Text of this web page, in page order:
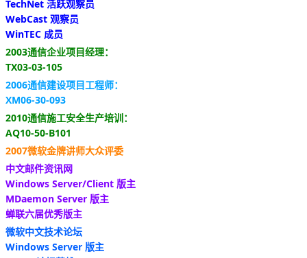
TechNet 活跃观察员
WebCast 观察员
WinTEC 成员
2003通信企业项目经理：
TX03-03-105
2006通信建设项目工程师：
XM06-30-093
2010通信施工安全生产培训：
AQ10-50-B101
2007微软金牌讲师大众评委
中文邮件资讯网
Windows Server/Client 版主
MDaemon Server 版主
蝉联六届优秀版主
微软中文技术论坛
Windows Server 版主